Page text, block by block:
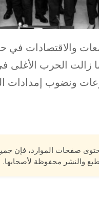
والاقتصادات
زالت الحرب الأغلى
ونضوب إمدادات
صفحات الموارد، فإن
والنشر محفوظة لأصحابها.